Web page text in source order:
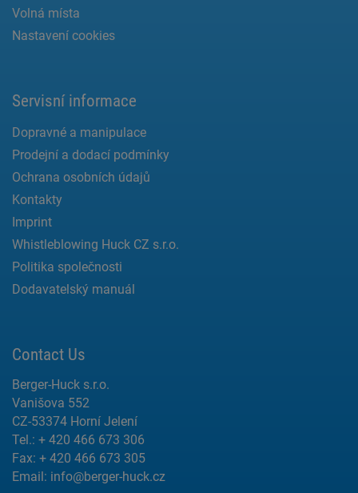
Volná místa
Nastavení cookies
Servisní informace
Dopravné a manipulace
Prodejní a dodací podmínky
Ochrana osobních údajů
Kontakty
Imprint
Whistleblowing Huck CZ s.r.o.
Politika společnosti
Dodavatelský manuál
Contact Us
Berger-Huck s.r.o.
Vanišova 552
CZ-53374 Horní Jelení
Tel.: + 420 466 673 306
Fax: + 420 466 673 305
Email: info@berger-huck.cz